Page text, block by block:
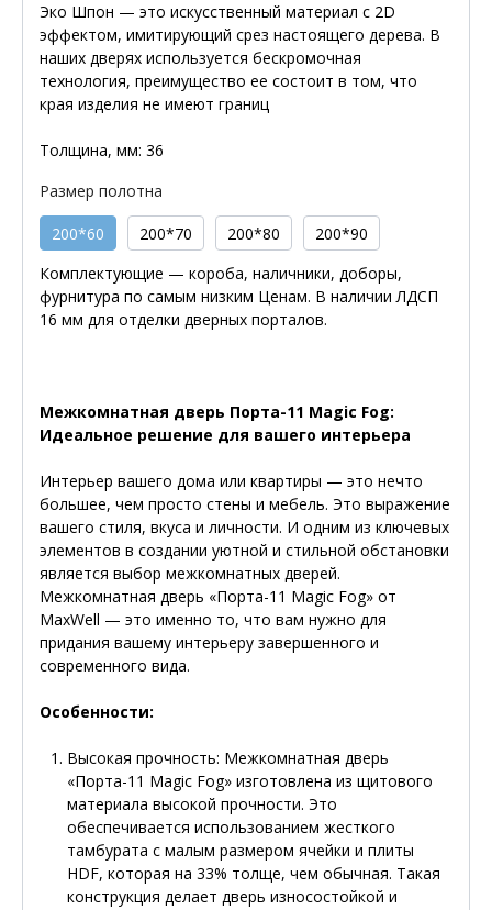
Эко Шпон — это искусственный материал с 2D
эффектом, имитирующий срез настоящего дерева. В
наших дверях используется бескромочная
технология, преимущество ее состоит в том, что
края изделия не имеют границ
Толщина, мм: 36
Размер полотна
200*60 200*70 200*80
200*90
Комплектующие — короба, наличники, доборы,
фурнитура по самым низким Ценам. В наличии ЛДСП
16 мм для отделки дверных порталов.
Межкомнатная дверь Порта-11 Magic Fog:
Идеальное решение для вашего интерьера
Интерьер вашего дома или квартиры — это нечто
большее, чем просто стены и мебель. Это выражение
вашего стиля, вкуса и личности. И одним из ключевых
элементов в создании уютной и стильной обстановки
является выбор межкомнатных дверей.
Межкомнатная дверь «Порта-11 Magic Fog» от
MaxWell — это именно то, что вам нужно для
придания вашему интерьеру завершенного и
современного вида.
Особенности:
Высокая прочность: Межкомнатная дверь
«Порта-11 Magic Fog» изготовлена из щитового
материала высокой прочности. Это
обеспечивается использованием жесткого
тамбурата с малым размером ячейки и плиты
HDF, которая на 33% толще, чем обычная. Такая
конструкция делает дверь износостойкой и